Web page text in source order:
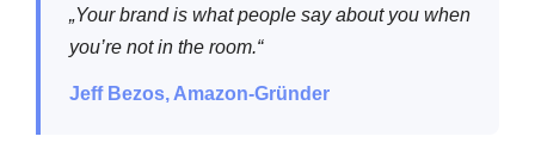
„Your brand is what people say about you when
you’re not in the room.“
Jeff Bezos, Amazon-Gründer